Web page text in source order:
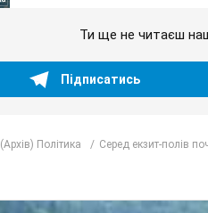
Ти ще не читаєш
Підписатись
(Архів) Політика Серед екзит-полів